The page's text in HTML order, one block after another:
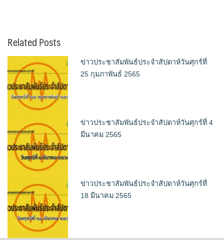
Related Posts
ข่าวประชาสัมพันธ์ประจำสัปดาห์วันศุกร์ที่
25 กุมภาพันธ์ 2565
ข่าวประชาสัมพันธ์ประจำสัปดาห์วันศุกร์ที่ 4
มีนาคม 2565
ข่าวประชาสัมพันธ์ประจำสัปดาห์วันศุกร์ที่
18 มีนาคม 2565